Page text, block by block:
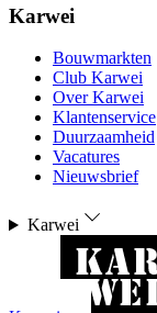
Karwei
Bouwmarkten
Club Karwei
Over Karwei
Klantenservice
Duurzaamheid
Vacatures
Nieuwsbrief
Karwei